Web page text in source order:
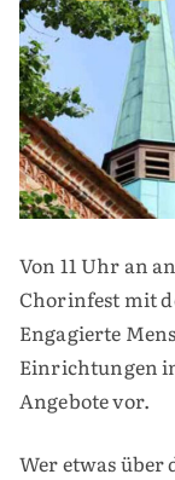
Von 11 Uhr an
Chorinfest mit
Engagierte
Einrichtungen
Angebote vor.
Wer etwas über